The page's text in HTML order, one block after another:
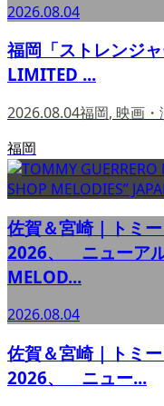
2026.08.04
福岡「ストレンジ
LIMITED ...
2026.08.04福岡, 映画・
福岡
佐賀＆宮崎｜トミ
2026、 ニューア
MELOD...
2026.08.04
佐賀＆宮崎｜トミ
2026、 ニュー...